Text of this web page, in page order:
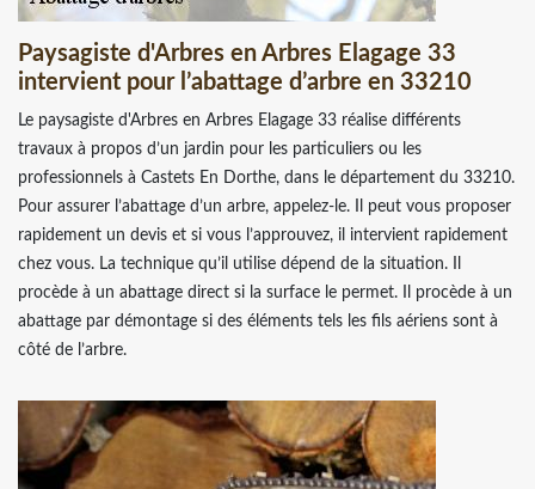
Paysagiste d'Arbres en Arbres Elagage 33
intervient pour l’abattage d’arbre en 33210
Le paysagiste d'Arbres en Arbres Elagage 33 réalise différents
travaux à propos d’un jardin pour les particuliers ou les
professionnels à Castets En Dorthe, dans le département du 33210.
Pour assurer l’abattage d’un arbre, appelez-le. Il peut vous proposer
rapidement un devis et si vous l’approuvez, il intervient rapidement
chez vous. La technique qu’il utilise dépend de la situation. Il
procède à un abattage direct si la surface le permet. Il procède à un
abattage par démontage si des éléments tels les fils aériens sont à
côté de l’arbre.